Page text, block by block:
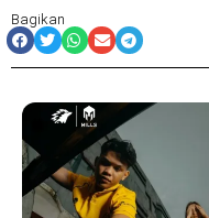
Bagikan